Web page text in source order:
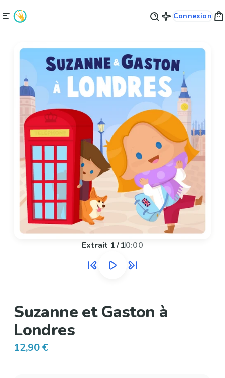
Connexion
Extrait 1/10:00
Suzanne et Gaston à
Londres
12,90 €